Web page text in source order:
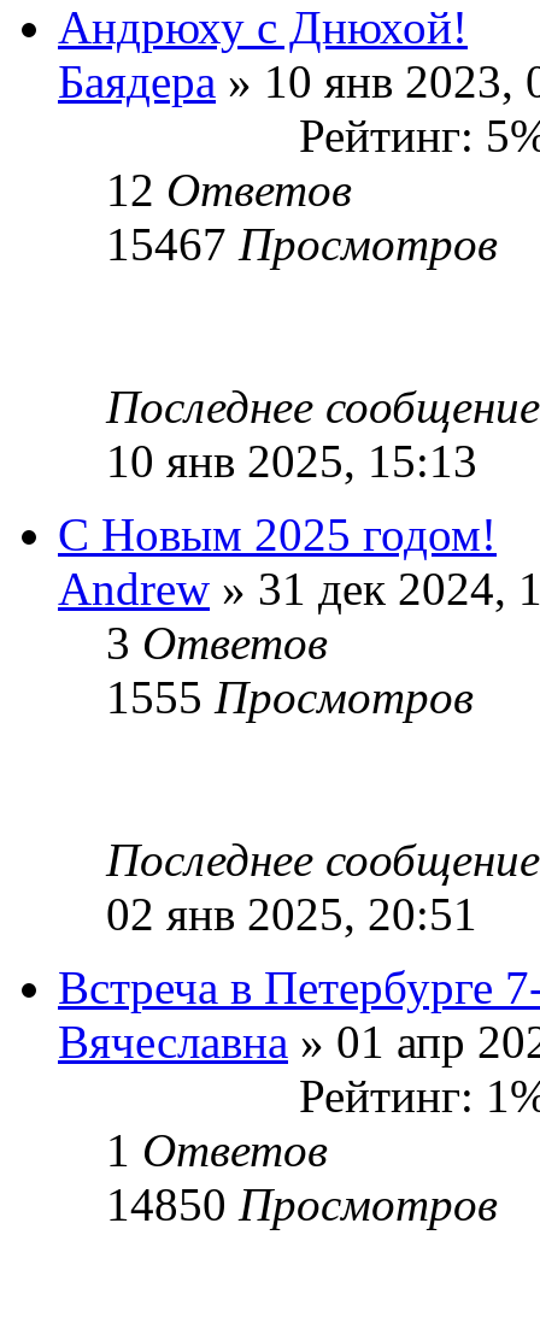
Андрюху с Днюхой!
Баядера » 10 янв 2023,
Рейтинг:
12 Ответов
15467 Просмотров
Последнее
10 янв 2025, 15:13
С Новым 2025 годом!
Andrew » 31 дек 2024,
3 Ответов
1555 Просмотров
Последнее
02 янв 2025, 20:51
Встреча в Петербурге
Вячеславна » 01 апр
Рейтинг:
1 Ответов
14850 Просмотров